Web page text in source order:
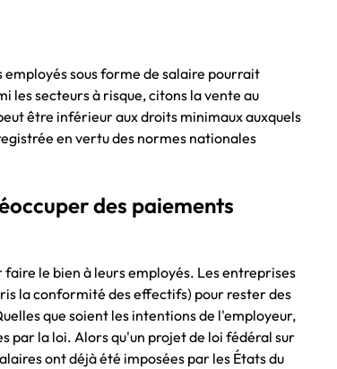
sous forme de salaire pourrait
les secteurs à risque, citons la vente au
être inférieur aux droits minimaux auxquels
en vertu des normes nationales
des paiements
faire le bien à leurs employés. Les entreprises
la conformité des effectifs) pour rester des
que soient les intentions de l'employeur,
par la loi. Alors qu'un projet de loi fédéral sur
ont déjà été imposées par les États du